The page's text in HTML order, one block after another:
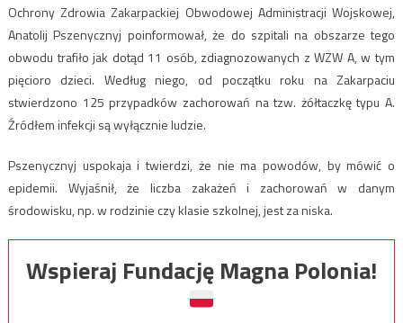
Ochrony Zdrowia Zakarpackiej Obwodowej Administracji Wojskowej,
Anatolij Pszenycznyj poinformował, że do szpitali na obszarze tego
obwodu trafiło jak dotąd 11 osób, zdiagnozowanych z WZW A, w tym
pięcioro dzieci. Według niego, od początku roku na Zakarpaciu
stwierdzono 125 przypadków zachorowań na tzw. żółtaczkę typu A.
Źródłem infekcji są wyłącznie ludzie.
Pszenycznyj uspokaja i twierdzi, że nie ma powodów, by mówić o
epidemii. Wyjaśnił, że liczba zakażeń i zachorowań w danym
środowisku, np. w rodzinie czy klasie szkolnej, jest za niska.
Wspieraj Fundację Magna Polonia!